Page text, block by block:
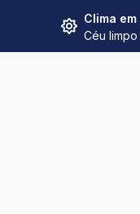
Clima em
Céu limpo